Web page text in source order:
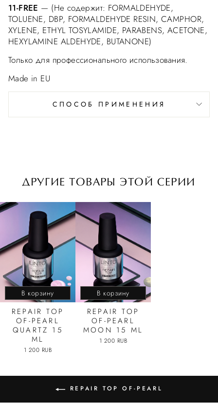
11-FREE — (Не содержит: FORMALDEHYDE,
TOLUENE, DBP, FORMALDEHYDE RESIN, CAMPHOR,
XYLENE, ETHYL TOSYLAMIDE, PARABENS, ACETONE,
HEXYLAMINE ALDEHYDE, BUTANONE)
Только для профессионального использования.
Made in EU
СПОСОБ ПРИМЕНЕНИЯ
ДРУГИЕ ТОВАРЫ ЭТОЙ СЕРИИ
В корзину
REPAIR TOP
OF-PEARL
QUARTZ 15
ML
1 200 RUB
В корзину
REPAIR TOP
OF-PEARL
MOON 15 ML
1 200 RUB
REPAIR TOP OF-PEARL